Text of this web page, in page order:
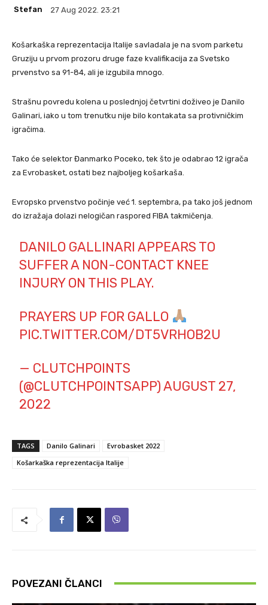
Stefan 27 Aug 2022. 23:21
Košarkaška reprezentacija Italije savladala je na svom parketu
Gruziju u prvom prozoru druge faze kvalifikacija za Svetsko
prvenstvo sa 91-84, ali je izgubila mnogo.
Strašnu povredu kolena u poslednjoj četvrtini doživeo je Danilo
Galinari, iako u tom trenutku nije bilo kontakata sa protivničkim
igračima.
Tako će selektor Đanmarko Poceko, tek što je odabrao 12 igrača
za Evrobasket, ostati bez najboljeg košarkaša.
Evropsko prvenstvo počinje već 1. septembra, pa tako još jednom
do izražaja dolazi nelogičan raspored FIBA takmičenja.
DANILO GALLINARI APPEARS TO
SUFFER A NON-CONTACT KNEE
INJURY ON THIS PLAY.
PRAYERS UP FOR GALLO
PIC.TWITTER.COM/DT5VRHOB2U
— CLUTCHPOINTS
(@CLUTCHPOINTSAPP)AUGUST 27,
2022
TAGS Danilo Galinari
Evrobasket 2022
Košarkaška reprezentacija Italije
POVEZANI ČLANCI